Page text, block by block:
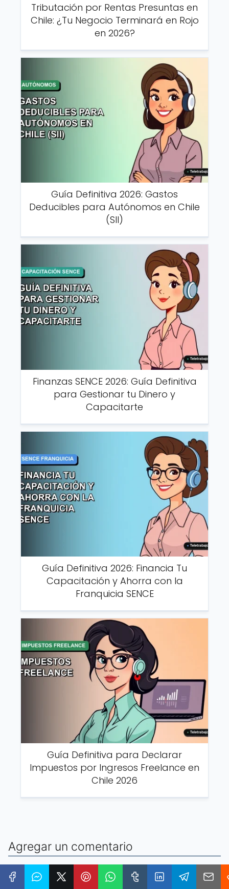
Tributación por Rentas Presuntas en
Chile: ¿Tu Negocio Terminará en Rojo
en 2026?
Guía Definitiva 2026: Gastos
Deducibles para Autónomos en Chile
(SII)
Finanzas SENCE 2026: Guía Definitiva
para Gestionar tu Dinero y
Capacitarte
Guía Definitiva 2026: Financia Tu
Capacitación y Ahorra con la
Franquicia SENCE
Guía Definitiva para Declarar
Impuestos por Ingresos Freelance en
Chile 2026
Agregar un comentario